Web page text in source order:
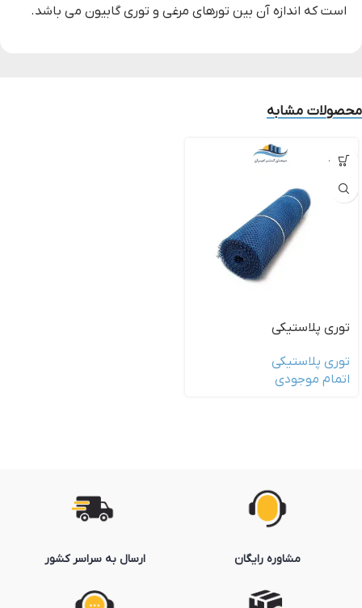
است که اندازه آن بین تورهای مرغی و توری گابیون می باشد.
محصولات مشابه
ناموجود
توری پلاستیکی
توری پلاستیکی
اتمام موجودی
مشاوره رایگان ارسال به سراسر کشور